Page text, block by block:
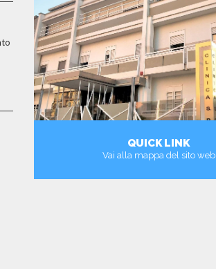
QUICK LINK
Vai alla mappa del sito web